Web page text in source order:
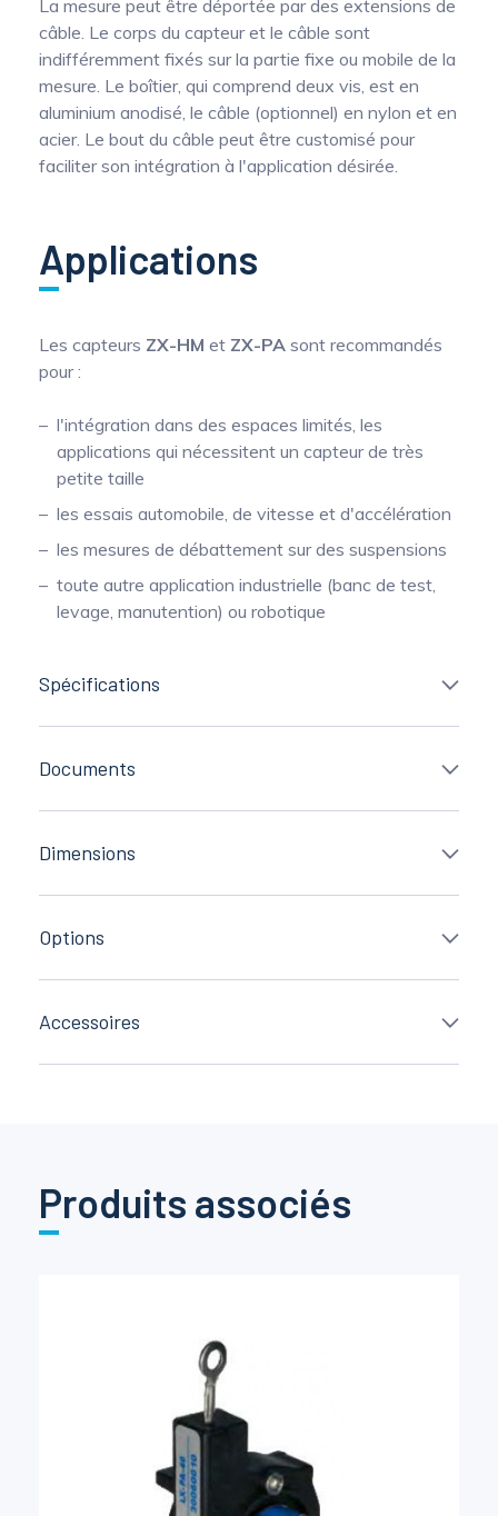
La mesure peut être déportée par des extensions de
câble. Le corps du capteur et le câble sont
indifféremment fixés sur la partie fixe ou mobile de la
mesure. Le boîtier, qui comprend deux vis, est en
aluminium anodisé, le câble (optionnel) en nylon et en
acier. Le bout du câble peut être customisé pour
faciliter son intégration à l'application désirée.
Applications
Les capteurs ZX-HM et ZX-PA sont recommandés
pour :
l'intégration dans des espaces limités, les
applications qui nécessitent un capteur de très
petite taille
les essais automobile, de vitesse et d'accélération
les mesures de débattement sur des suspensions
toute autre application industrielle (banc de test,
levage, manutention) ou robotique
Spécifications
Documents
Dimensions
Options
Accessoires
Produits associés